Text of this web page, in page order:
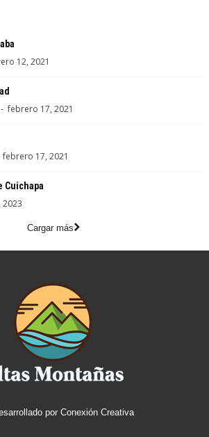
12, 2021
- febrero 17, 2021
febrero 17, 2021
Cuichapa
2023
Cargar más
por Conexión Creativa